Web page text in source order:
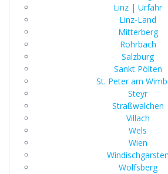
Linz | Urfahr
Linz-Land
Mitterberg
Rohrbach
Salzburg
Sankt Pölten
St. Peter am
Steyr
Straßwalchen
Villach
Wels
Wien
Windischgarsten
Wolfsberg